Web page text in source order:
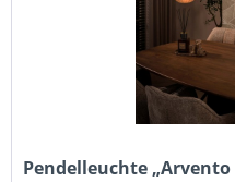
Pendelleuchte „Arvento